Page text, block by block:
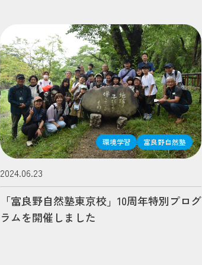
環境学習 富良野自然塾
2024.06.23
「富良野自然塾東京校」10周年特別プログ
ラムを開催しました